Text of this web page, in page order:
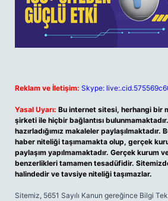
Reklam ve İletişim: Skype:
Yasal Uyarı: Bu internet sitesi, herhangi bir
şirketi ile hiçbir bağlantısı
hazırladığımız makaleler
haber niteliği taşımamakta olup, gerçek
paylaşım yapılmamaktadır. Gerçek kurum
benzerlikleri tamamen tesadüfidir.
halindedir ve tavsiye niteliği taşımazlar.
Sitemiz, 5651 Sayılı Kanun gereğince Bilgi